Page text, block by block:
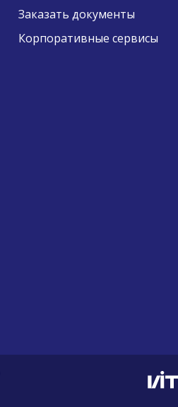
Заказать документы
Корпоративные сервисы